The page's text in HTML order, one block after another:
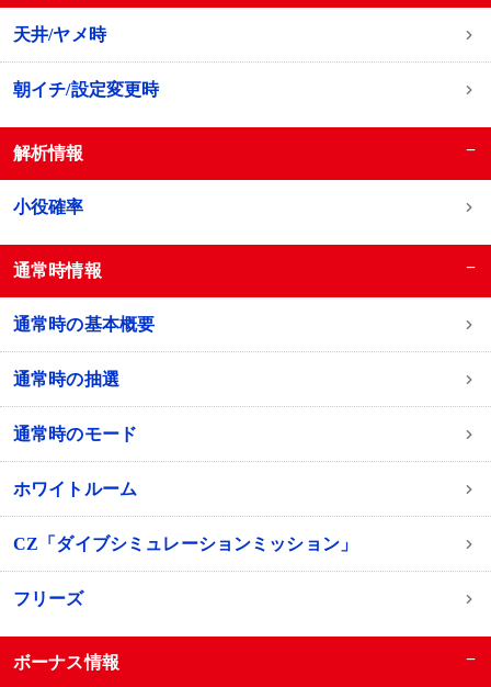
天井/ヤメ時
朝イチ/設定変更時
解析情報 −
小役確率
通常時情報 −
通常時の基本概要
通常時の抽選
通常時のモード
ホワイトルーム
CZ「ダイブシミュレーションミッション」
フリーズ
ボーナス情報 −